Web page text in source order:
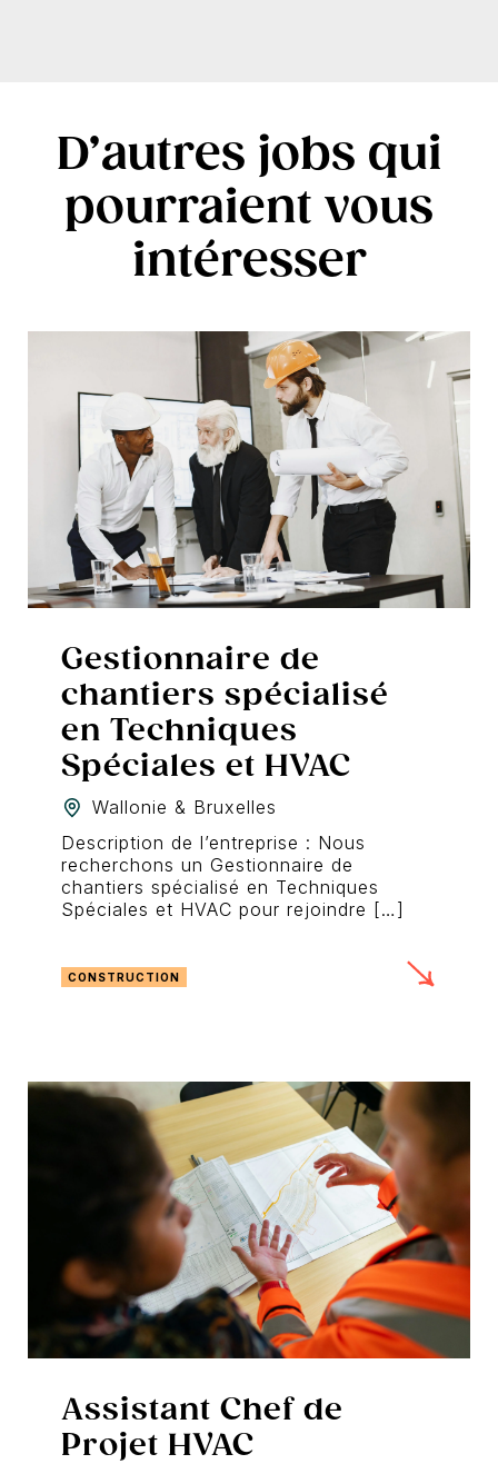
D’autres jobs qui
pourraient vous
intéresser
Gestionnaire de
chantiers spécialisé
en Techniques
Spéciales et HVAC
Wallonie & Bruxelles
Description de l’entreprise : Nous
recherchons un Gestionnaire de
chantiers spécialisé en Techniques
Spéciales et HVAC pour rejoindre […]
CONSTRUCTION
Assistant Chef de
Projet HVAC